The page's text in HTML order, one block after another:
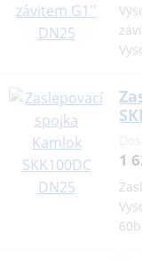
1